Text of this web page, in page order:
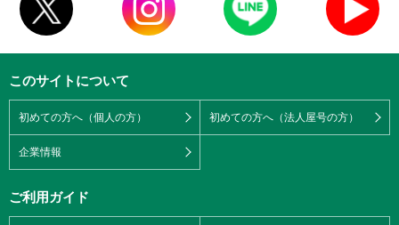
このサイトについて
初めての方へ（個人の方） 初めての方へ（法人屋号の方）
企業情報
ご利用ガイド